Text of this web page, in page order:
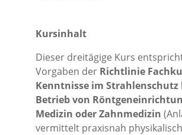
Kursinhalt
Dieser dreitägige Kurs
Vorgaben der Richtlinie
Kenntnisse im Strahlenschutz
Betrieb von
Medizin oder Zahnmedizin
vermittelt praxisnah